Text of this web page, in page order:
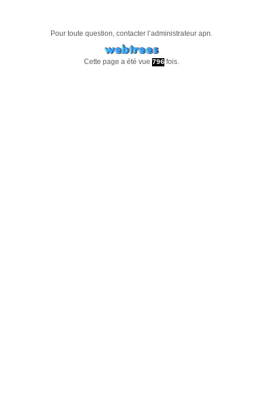
Pour toute question, contacter l’administrateur apn.
Cette page a été vue 796 fois.